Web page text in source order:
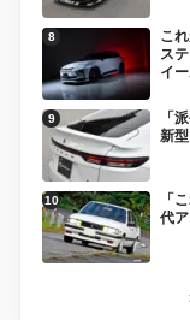
こ
ス
イ
「
新
「
代